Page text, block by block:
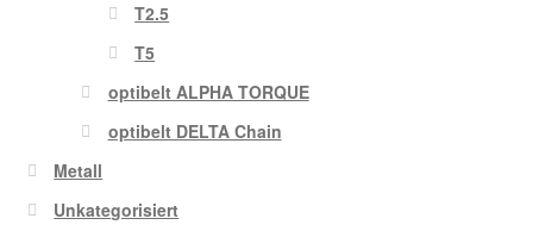
T2.5
T5
optibelt ALPHA TORQUE
optibelt DELTA Chain
Metall
Unkategorisiert